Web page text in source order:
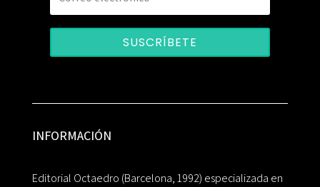
SUSCRÍBETE
INFORMACIÓN
Editorial Octaedro (Barcelona, 1992) especializada en